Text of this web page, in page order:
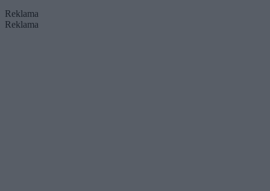
Reklama
Reklama